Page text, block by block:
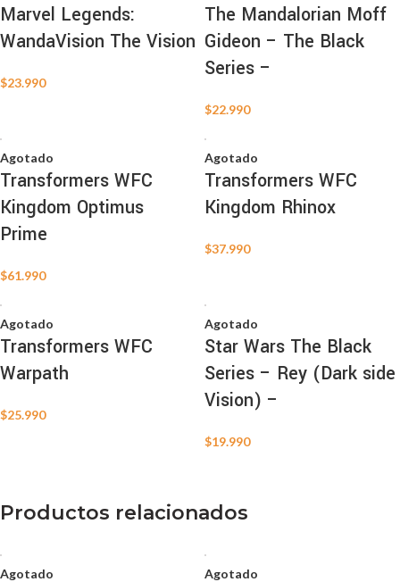
Marvel Legends:
WandaVision The Vision
$23.990
The Mandalorian Moff
Gideon – The Black
Series –
$22.990
Agotado
Transformers WFC
Kingdom Optimus
Prime
$61.990
Agotado
Transformers WFC
Kingdom Rhinox
$37.990
Agotado
Transformers WFC
Warpath
$25.990
Agotado
Star Wars The Black
Series – Rey (Dark side
Vision) –
$19.990
Productos relacionados
Agotado Agotado